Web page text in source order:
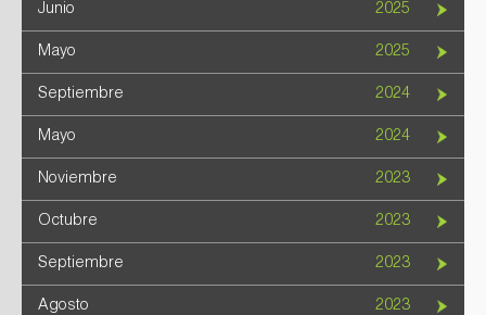
Junio 2025
Mayo 2025
Septiembre 2024
Mayo 2024
Noviembre 2023
Octubre 2023
Septiembre 2023
Agosto 2023